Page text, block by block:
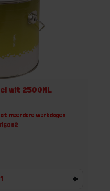
wit 2500ML
meerdere werkdagen
+